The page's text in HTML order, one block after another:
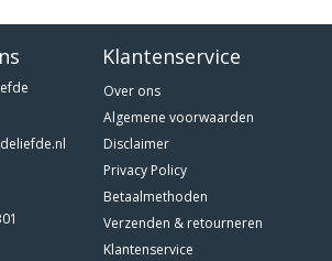
Klantenservice
Over ons
Algemene voorwaarden
Disclaimer
Privacy Policy
Betaalmethoden
Verzenden & retourneren
Klantenservice